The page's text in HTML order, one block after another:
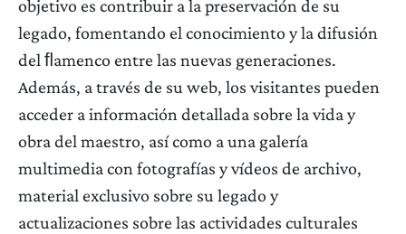
objetivo es contribuir a la preservación de su
legado, fomentando el conocimiento y la difusión
del ﬂamenco entre las nuevas generaciones.
Además, a través de su web, los visitantes pueden
acceder a información detallada sobre la vida y
obra del maestro, así como a una galería
multimedia con fotografías y vídeos de archivo,
material exclusivo sobre su legado y
actualizaciones sobre las actividades culturales